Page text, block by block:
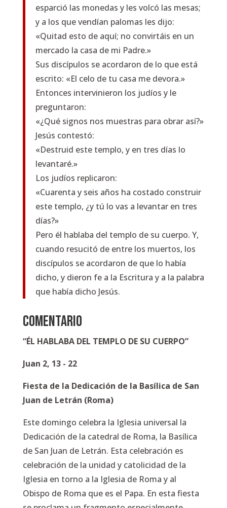
esparció las monedas y les volcó las mesas;
y a los que vendían palomas les dijo:
«Quitad esto de aquí; no convirtáis en un
mercado la casa de mi Padre.»
Sus discípulos se acordaron de lo que está
escrito: «El celo de tu casa me devora.»
Entonces intervinieron los judíos y le
preguntaron:
«¿Qué signos nos muestras para obrar así?»
Jesús contestó:
«Destruid este templo, y en tres días lo
levantaré.»
Los judíos replicaron:
«Cuarenta y seis años ha costado construir
este templo, ¿y tú lo vas a levantar en tres
días?»
Pero él hablaba del templo de su cuerpo. Y,
cuando resucitó de entre los muertos, los
discípulos se acordaron de que lo había
dicho, y dieron fe a la Escritura y a la palabra
que había dicho Jesús.
COMENTARIO
“ÉL HABLABA DEL TEMPLO DE SU CUERPO”
Juan 2, 13 - 22
Fiesta de la Dedicación de la Basílica de San
Juan de Letrán (Roma)
Este domingo celebra la Iglesia universal la
Dedicación de la catedral de Roma, la Basílica
de San Juan de Letrán. Esta celebración es
celebración de la unidad y catolicidad de la
Iglesia en torno a la Iglesia de Roma y al
Obispo de Roma que es el Papa. En esta fiesta